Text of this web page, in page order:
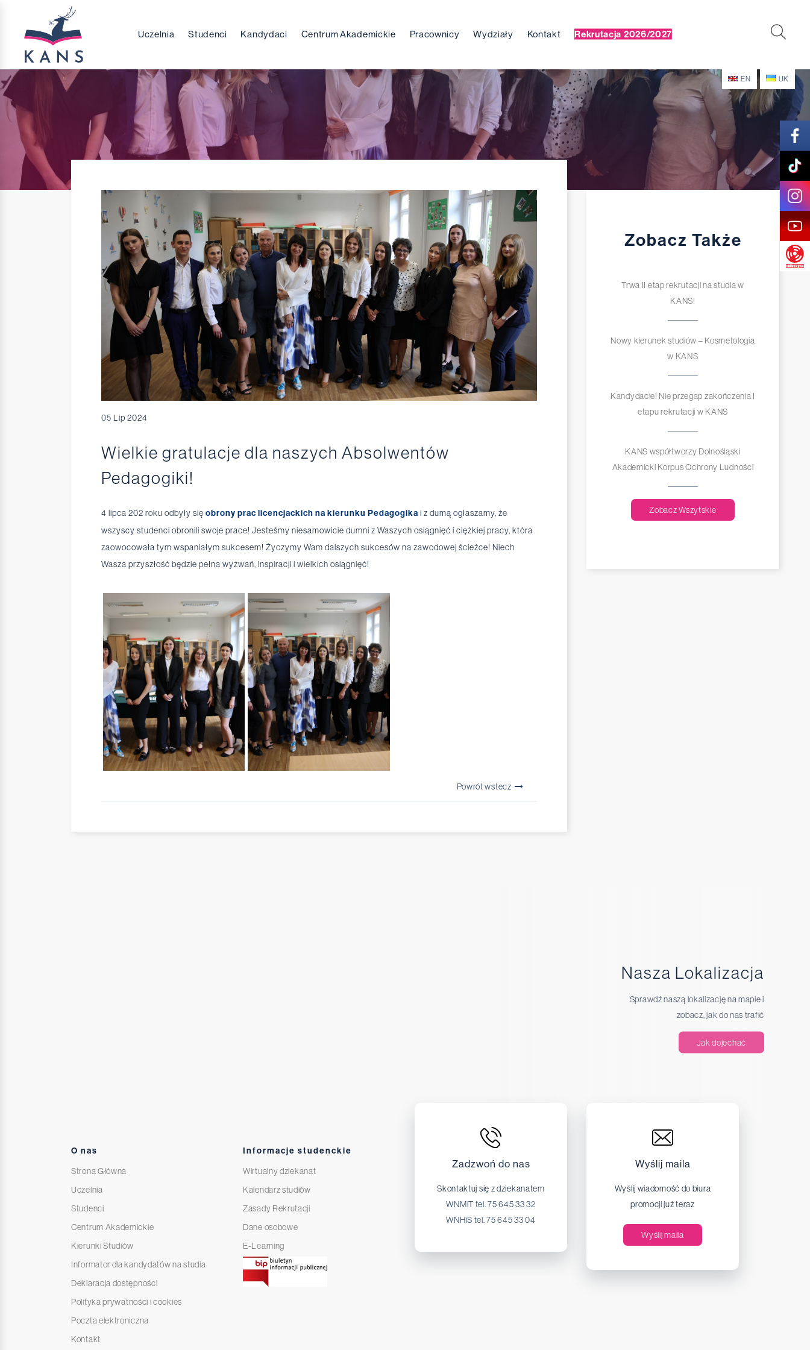
Uczelnia Studenci Kandydaci Centrum Akademickie Pracownicy Wydziały Kontakt Rekrutacja 2026/2027
EN UK
Zobacz Także
Trwa II etap rekrutacji na studia w
KANS!
Nowy kierunek studiów – Kosmetologia
w KANS
Kandydacie! Nie przegap zakończenia I
etapu rekrutacji w KANS
KANS współtworzy Dolnośląski
Akademicki Korpus Ochrony Ludności
Zobacz Wszytskie
05 Lip 2024
Wielkie gratulacje dla naszych Absolwentów
Pedagogiki!
4 lipca 202 roku odbyły się obrony prac licencjackich na kierunku Pedagogika i z dumą ogłaszamy, że
wszyscy studenci obronili swoje prace! Jesteśmy niesamowicie dumni z Waszych osiągnięć i ciężkiej pracy, która
zaowocowała tym wspaniałym sukcesem! Życzymy Wam dalszych sukcesów na zawodowej ścieżce! Niech
Wasza przyszłość będzie pełna wyzwań, inspiracji i wielkich osiągnięć!
Powrót wstecz
Nasza Lokalizacja
Sprawdź naszą lokalizację na mapie i
zobacz, jak do nas trafić
Jak dojechać
O nas
Strona Główna
Uczelnia
Studenci
Centrum Akademickie
Kierunki Studiów
Informator dla kandydatów na studia
Deklaracja dostępności
Polityka prywatności i cookies
Poczta elektroniczna
Kontakt
Informacje studenckie
Wirtualny dziekanat
Kalendarz studiów
Zasady Rekrutacji
Dane osobowe
E-Learning
Zadzwoń do nas
Skontaktuj się z dziekanatem
WNMiT tel. 75 645 33 32
WNHiS tel. 75 645 33 04
Wyślij maila
Wyślij wiadomość do biura
promocji już teraz
Wyślij maila